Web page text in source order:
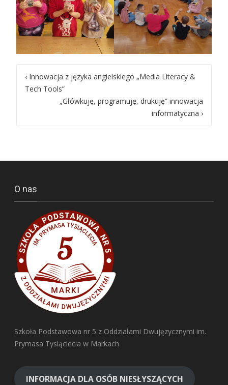
Post
navigation
‹ Innowacja z języka angielskiego „Media Literacy &
Tech Tools”
„Główkuję, programuję, drukuję” innowacja
informatyczna ›
O nas
Szkoła Podstawowa nr 5 z Oddziałami Dwujęzycznymi im.
Prymasa Tysiąclecia w Markach
INFORMACJA DLA OSÓB NIESŁYSZĄCYCH